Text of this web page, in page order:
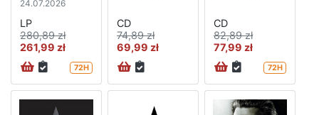
24.07.2026
LP
280,89 zł
261,99 zł
72H
CD
74,89 zł
69,99 zł
CD
82,89 zł
77,99 zł
72H